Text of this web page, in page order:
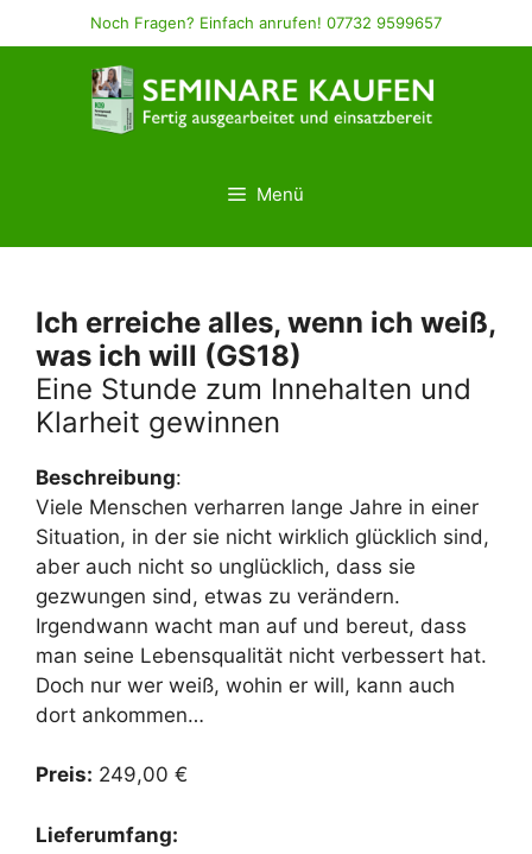
Inhalt
Noch Fragen? Einfach anrufen! 07732 9599657
Menü
Ich erreiche alles, wenn ich weiß,
was ich will (GS18)
Eine Stunde zum Innehalten und
Klarheit gewinnen
Beschreibung:
Viele Menschen verharren lange Jahre in einer
Situation, in der sie nicht wirklich glücklich sind,
aber auch nicht so unglücklich, dass sie
gezwungen sind, etwas zu verändern.
Irgendwann wacht man auf und bereut, dass
man seine Lebensqualität nicht verbessert hat.
Doch nur wer weiß, wohin er will, kann auch
dort ankommen…
Preis: 249,00 €
Lieferumfang: